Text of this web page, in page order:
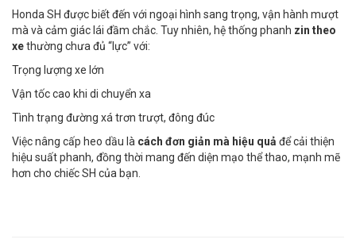
Honda SH được biết đến với ngoại hình sang trọng, vận hành mượt
mà và cảm giác lái đầm chắc. Tuy nhiên, hệ thống phanh zin theo
xethường chưa đủ “lực” với:
Trọng lượng xe lớn
Vận tốc cao khi di chuyển xa
Tình trạng đường xá trơn trượt, đông đúc
Việc nâng cấp heo dầu là cách đơn giản mà hiệu quả để cải thiện
hiệu suất phanh, đồng thời mang đến diện mạo thể thao, mạnh mẽ
hơn cho chiếc SH của bạn.